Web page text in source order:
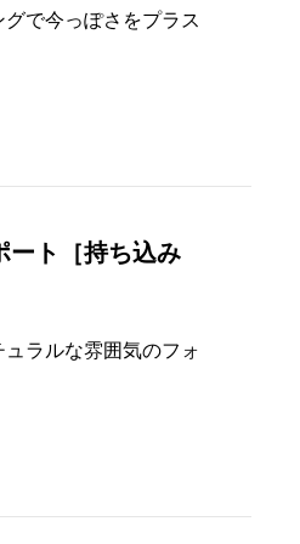
で今っぽさをプラス
ート［持ち込み
ラルな雰囲気のフォ